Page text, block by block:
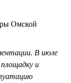
Омской
В июле
и